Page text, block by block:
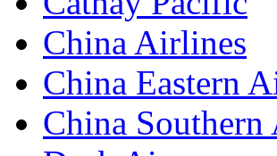
China Airlines
China Eastern
China